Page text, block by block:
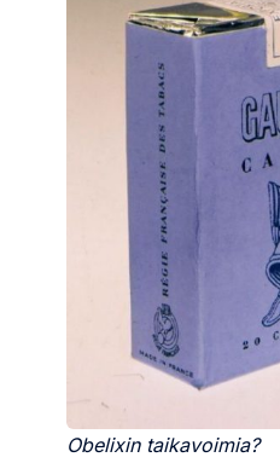
Obelixin taikavoimia?